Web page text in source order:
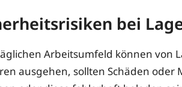
bei
Arbeitsumfeld können von
ausgehen, sollten Schäden